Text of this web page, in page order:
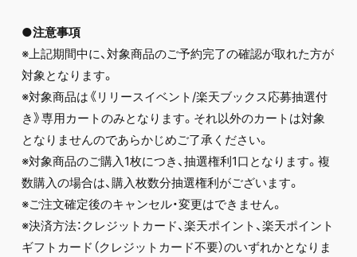
●注意事項
※上記期間中に、対象商品のご予約完了の確認が取れた方が
対象となります。
※対象商品は《リリースイベント/楽天ブックス応募抽選付
き》専用カートのみとなります。それ以外のカートは対象
となりませんのであらかじめご了承ください。
※対象商品のご購入1枚につき、抽選権利1口となります。複
数購入の場合は、購入枚数分抽選権利がございます。
※ご注文確定後のキャンセル・変更はできません。
※決済方法：クレジットカード、楽天ポイント、楽天ポイント
ギフトカード（クレジットカード不要）のいずれかとなりま